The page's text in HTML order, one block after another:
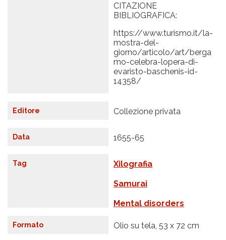
CITAZIONE
BIBLIOGRAFICA:
https://www.turismo.it/la-
mostra-del-
giorno/articolo/art/berga
mo-celebra-lopera-di-
evaristo-baschenis-id-
14358/
Editore Collezione privata
Data 1655-65
Tag Xilografia
Samurai
Mental disorders
Formato Olio su tela, 53 x 72 cm